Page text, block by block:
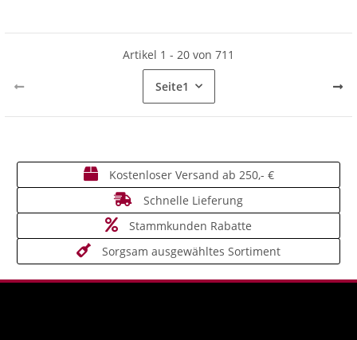
Artikel 1 - 20 von 711
Seite1
Kostenloser Versand ab 250,- €
Schnelle Lieferung
Stammkunden Rabatte
Sorgsam ausgewähltes Sortiment